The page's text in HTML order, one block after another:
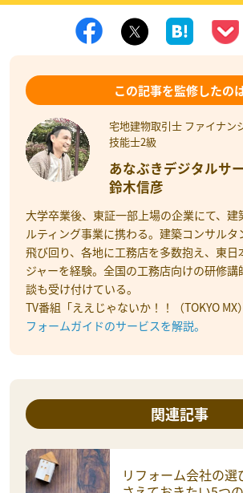
この記事を監修したの
宅地建物取引士 ファイナン
技能士2級
あなぶきデジタルサ
鈴木信彦
大学卒業後、東証一部上場の企業にて、建
ルティング事業に携わる。建築コンサルタ
飛び回り、各地に工務店を多数抱え、東日
ジャーを経験。全国の工務店向けの研修講
談も受け付けている。
TV番組「ええじゃないか！！（TOKYO MX
フォームガイドのサービスを解説。
関連記事
リフォーム会社の選